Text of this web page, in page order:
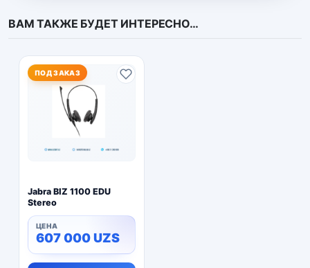
ВАМ ТАКЖЕ БУДЕТ ИНТЕРЕСНО…
ПОД ЗАКАЗ
Jabra BIZ 1100 EDU
Stereo
607 000UZS